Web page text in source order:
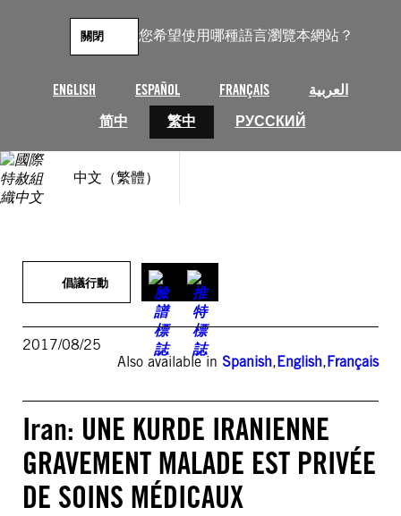
您希望使用哪種語言瀏覽本網站？
ENGLISH ESPAÑOL FRANÇAIS
العربية
简中
繁中 РУССКИЙ
關閉
中文（繁體）
倡議行動
2017/08/25
Also available in Spanish,English,Français
Iran: UNE KURDE IRANIENNE
GRAVEMENT MALADE EST PRIVÉE
DE SOINS MÉDICAUX